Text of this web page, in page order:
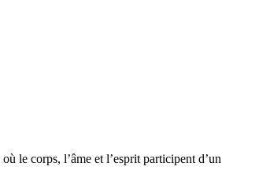
le corps, l’âme et l’esprit participent d’un